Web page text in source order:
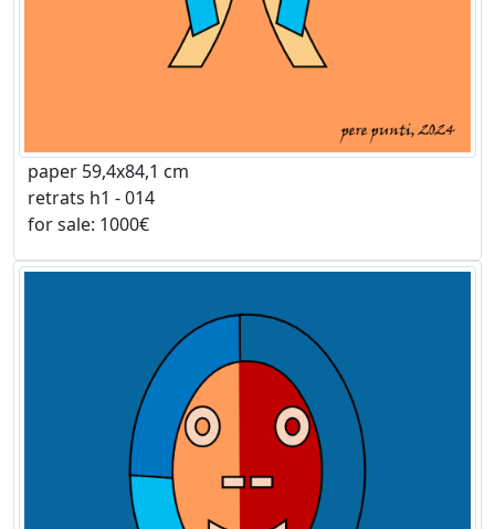
paper 59,4x84,1 cm
retrats h1 - 014
for sale: 1000€